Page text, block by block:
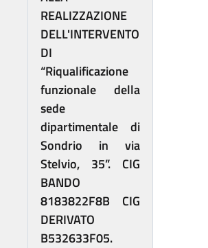
REALIZZAZIONE
DELL'INTERVENTO
DI
“Riqualificazione
funzionale della
sede
dipartimentale di
Sondrio in via
Stelvio, 35”. CIG
BANDO
8183822F8B CIG
DERIVATO
B532633F05.